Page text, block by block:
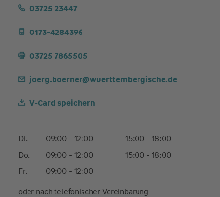
03725 23447
0173-4284396
03725 7865505
joerg.boerner@wuerttembergische.de
V-Card speichern
Di. 09:00 - 12:00
15:00 - 18:00
Do.
09:00 - 12:00
15:00 - 18:00
Fr.
09:00 - 12:00
oder nach telefonischer Vereinbarung